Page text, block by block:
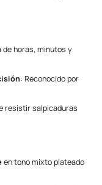
de horas, minutos y
: Reconocido por
resistir salpicaduras
en tono mixto plateado